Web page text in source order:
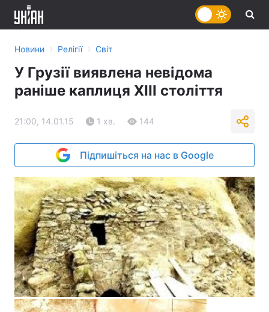
Новини › Релігії › Світ
У Грузії виявлена невідома
раніше каплиця XIII століття
21:00, 14.01.15 1 хв. 144
Підпишіться на нас в Google